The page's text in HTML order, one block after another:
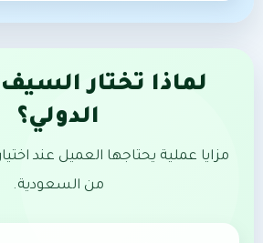
لماذا تختار
الدولي؟
مزايا عملية يحتاجها العميل عند
من السعودية.